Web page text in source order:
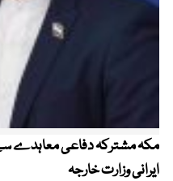
مکہ مشترکہ دفاعی معاہدے
ایرانی وزارت خارجہ